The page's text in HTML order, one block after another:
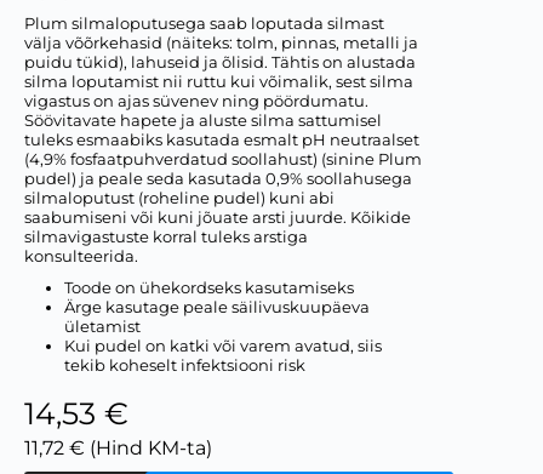
Plum silmaloputusega saab loputada silmast
välja võõrkehasid (näiteks: tolm, pinnas, metalli ja
puidu tükid), lahuseid ja õlisid. Tähtis on alustada
silma loputamist nii ruttu kui võimalik, sest silma
vigastus on ajas süvenev ning pöördumatu.
Söövitavate hapete ja aluste silma sattumisel
tuleks esmaabiks kasutada esmalt pH neutraalset
(4,9% fosfaatpuhverdatud soollahust) (sinine Plum
pudel) ja peale seda kasutada 0,9% soollahusega
silmaloputust (roheline pudel) kuni abi
saabumiseni või kuni jõuate arsti juurde. Kõikide
silmavigastuste korral tuleks arstiga
konsulteerida.
Toode on ühekordseks kasutamiseks
Ärge kasutage peale säilivuskuupäeva
ületamist
Kui pudel on katki või varem avatud, siis
tekib koheselt infektsiooni risk
14,53 €
11,72 € (Hind KM-ta)